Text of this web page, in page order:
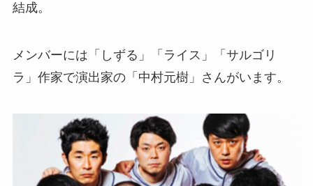
結成。
メンバーには「しずる」「ライス」「サルゴリ
ラ」作家で演出家の「中村元樹」さんがいます。